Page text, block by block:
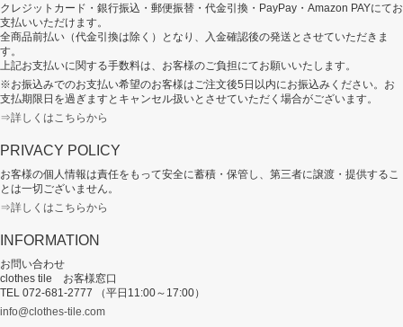
クレジットカード・銀行振込・郵便振替・代金引換・PayPay・Amazon PAYにてお
支払いいただけます。
全商品前払い（代金引換は除く）となり、入金確認後の発送とさせていただきま
す。
上記お支払いに関する手数料は、お客様のご負担にてお願いいたします。
※お振込みでのお支払い希望のお客様はご注文後5日以内にお振込みください。お
支払期限日を過ぎますとキャンセル扱いとさせていただく場合がございます。
⇒詳しくはこちらから
PRIVACY POLICY
お客様の個人情報は責任をもって安全に蓄積・保管し、第三者に譲渡・提供するこ
とは一切ございません。
⇒詳しくはこちらから
INFORMATION
お問い合わせ
clothes tile お客様窓口
TEL 072-681-2777 （平日11:00～17:00）
info@clothes-tile.com